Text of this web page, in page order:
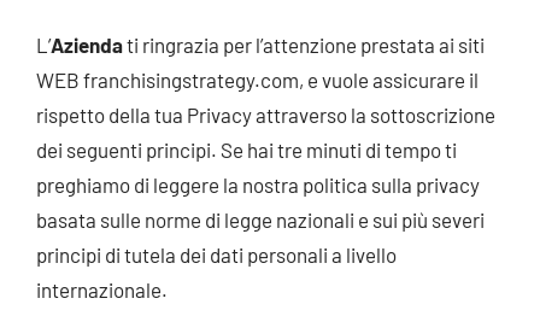
L’Aziendati ringrazia per l’attenzione prestata ai siti
WEB franchisingstrategy.com, e vuole assicurare il
rispetto della tua Privacy attraverso la sottoscrizione
dei seguenti principi. Se hai tre minuti di tempo ti
preghiamo di leggere la nostra politica sulla privacy
basata sulle norme di legge nazionali e sui più severi
principi di tutela dei dati personali a livello
internazionale.